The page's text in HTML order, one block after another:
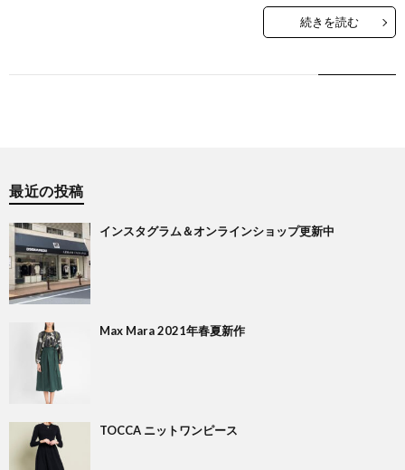
続きを読む
最近の投稿
インスタグラム＆オンラインショップ更新中
Max Mara 2021年春夏新作
TOCCA ニットワンピース